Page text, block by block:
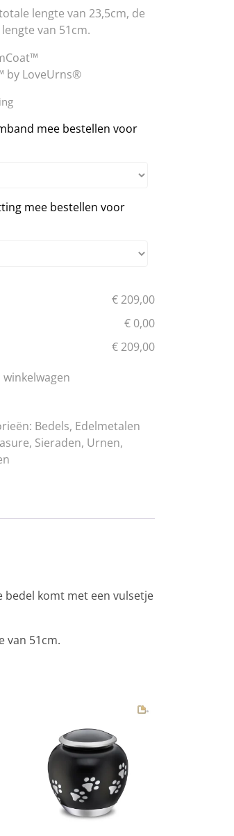
lengte van 23,5cm, de
van 51cm.
by LoveUrns®
mee bestellen voor
mee bestellen voor
€ 209,00
€ 0,00
€ 209,00
Bedels, Edelmetalen
, Sieraden, Urnen,
bedel komt met een vulsetje
van 51cm.